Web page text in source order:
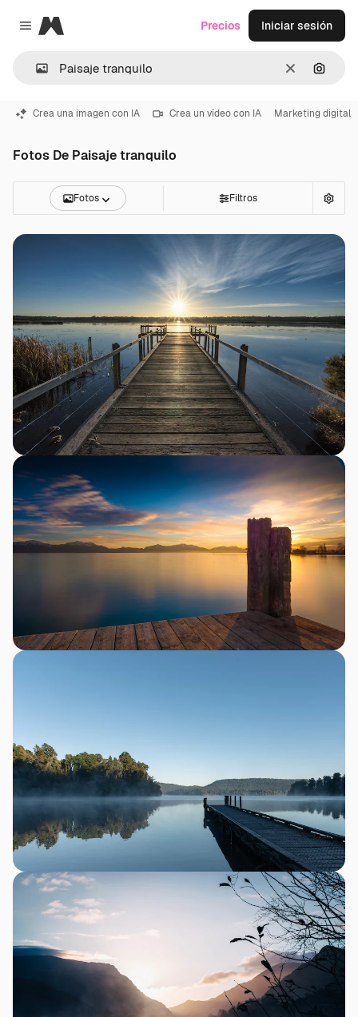
Close menu
Magnific
Borrar
Precios Iniciar sesión
Crea una imagen con IA Crea un vídeo con IA Marketing digital
Fotos De Paisaje tranquilo
Fotos Filtros